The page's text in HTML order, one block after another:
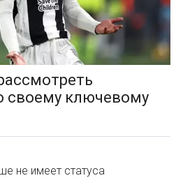
своему ключевому
не имеет статуса